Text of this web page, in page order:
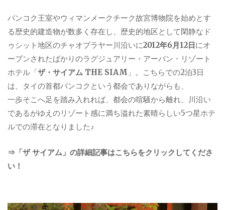
バンコク王室やウィマンメークチーク故宮博物院を始めとす
る歴史的建造物が数多く存在し、歴史的地区として閑静なド
ゥシット地区のチャオプラヤー川沿いに2012年6月12日にオ
ープンされたばかりのラグジュアリー・アーバン・リゾート
ホテル「ザ・サイアム THE SIAM 」。こちらでの2泊3日
は、タイの首都バンコクという都会でありながらも、
一歩そこへ足を踏み入れれば、都会の喧騒から離れ、川沿い
であるがゆえのリゾート感に満ち溢れた素晴らしい5つ星ホテ
ルでの滞在となりました♪
⇒「ザ サイアム」の詳細記事はこちらをクリックしてくださ
い！